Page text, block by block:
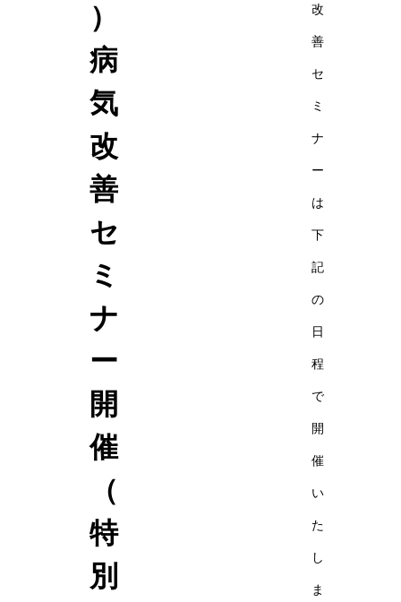
）
病
気
改
善
セ
ミ
ナ
ー
開
催
（
特
別
改
善
セ
ミ
ナ
ー
は
下
記
の
日
程
で
開
催
い
た
し
ま